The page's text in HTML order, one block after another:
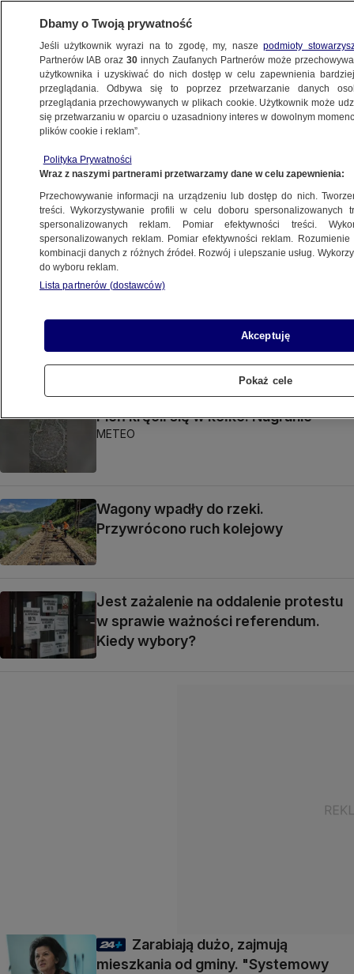
KRAKÓW
Szokujące nagranie z ochroniarzami
i pacjentem. "Wezwaliśmy
do odsunięcia tych pracowników"
Samoloty opuścili w asyście
strażników granicznych
Zjechała do rowu i uderzyła
w ogrodzenie. Nie żyje dziecko
Pleń kręcił się w kółko. Nagranie
METEO
Wagony wpadły do rzeki.
Przywrócono ruch kolejowy
Jest zażalenie na oddalenie protestu
w sprawie ważności referendum.
Kiedy wybory?
Zarabiają dużo, zajmują
mieszkania od gminy. "Systemowy
Dbamy o Twoją prywatność
Jeśli użytkownik wyrazi na to zgodę, my, naszepodmioty
Partnerów IAB oraz30 innych Zaufanych Partnerów może
użytkownika i uzyskiwać do nich dostęp w celu zapewnienia
przeglądania. Odbywa się to poprzez przetwarzanie danych
przeglądania przechowywanych w plikach cookie. Użytkownik może
się przetwarzaniu w oparciu o uzasadniony interes w dowolnym
plików cookie i reklam”.
Polityka Prywatności
Wraz z naszymi partnerami przetwarzamy dane w celu zapewnienia:
Przechowywanie informacji na urządzeniu lub dostęp do nich.
treści. Wykorzystywanie profili w celu doboru spersonalizowanych
spersonalizowanych reklam. Pomiar efektywności treści.
spersonalizowanych reklam. Pomiar efektywności reklam.
kombinacji danych z różnych źródeł. Rozwój i ulepszanie usług.
do wyboru reklam.
Lista partnerów (dostawców)
Akceptuję
Pokaż cele